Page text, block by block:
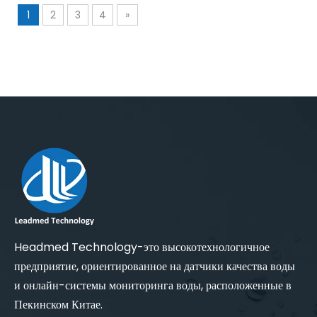
1 2 3 4 »
Headmed Technology-это высокотехнологичное
предприятие, ориентированное на датчики качества воды
и онлайн-системы мониторинга воды, расположенные в
Пекинском Китае.